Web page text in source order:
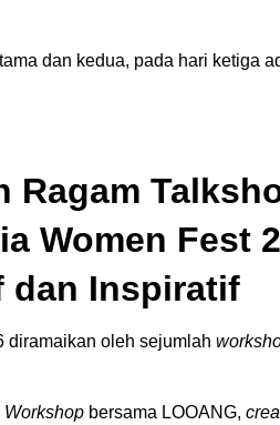
dan kedua, pada hari ketiga
Ragam
Women Fest
dan Inspiratif
diramaikan oleh sejumlah
bersama LOOANG,